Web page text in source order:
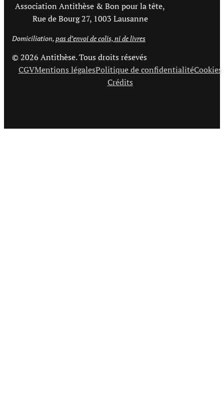
Association Antithèse & Bon pour la tête,
Rue de Bourg 27, 1003 Lausanne
Domiciliation,pas d’envoi de colis, ni de livres
© 2026 Antithèse. Tous droits résevés
CGVMentions légalesPolitique de confidentialitéCookies
Crédits